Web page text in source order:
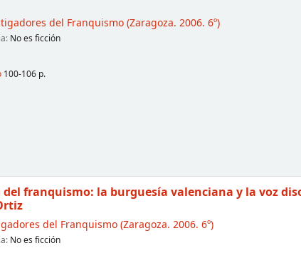
del Franquismo(Zaragoza. 2006. 6º)
No es ficción
100-106 p.
franquismo: la burguesía valenciana y la voz
del Franquismo(Zaragoza. 2006. 6º)
No es ficción